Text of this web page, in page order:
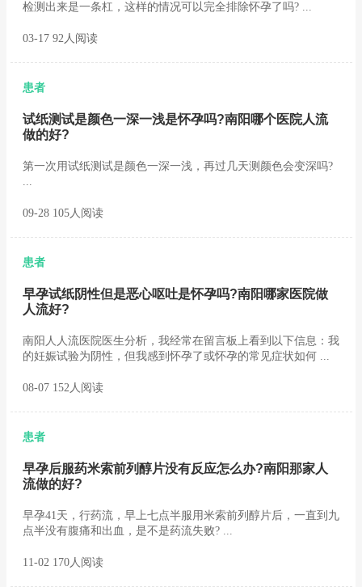
检测出来是一条杠，这样的情况可以完全排除怀孕了吗? ...
03-17 92人阅读
患者
试纸测试是颜色一深一浅是怀孕吗?南阳哪个医院人流
做的好?
第一次用试纸测试是颜色一深一浅，再过几天测颜色会变深吗?
...
09-28 105人阅读
患者
早孕试纸阴性但是恶心呕吐是怀孕吗?南阳哪家医院做
人流好?
南阳人人流医院医生分析，我经常在留言板上看到以下信息：我
的妊娠试验为阴性，但我感到怀孕了或怀孕的常见症状如何 ...
08-07 152人阅读
患者
早孕后服药米索前列醇片没有反应怎么办?南阳那家人
流做的好?
早孕41天，行药流，早上七点半服用米索前列醇片后，一直到九
点半没有腹痛和出血，是不是药流失败? ...
11-02 170人阅读